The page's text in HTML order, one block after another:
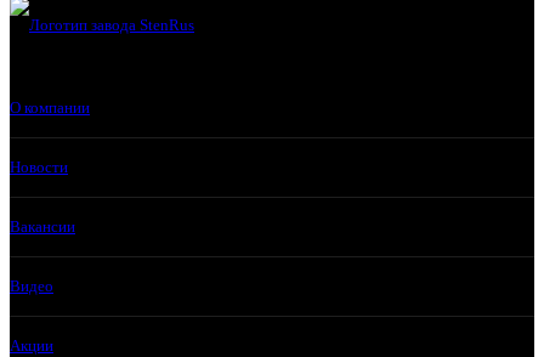
О компании
Новости
Вакансии
Видео
Акции